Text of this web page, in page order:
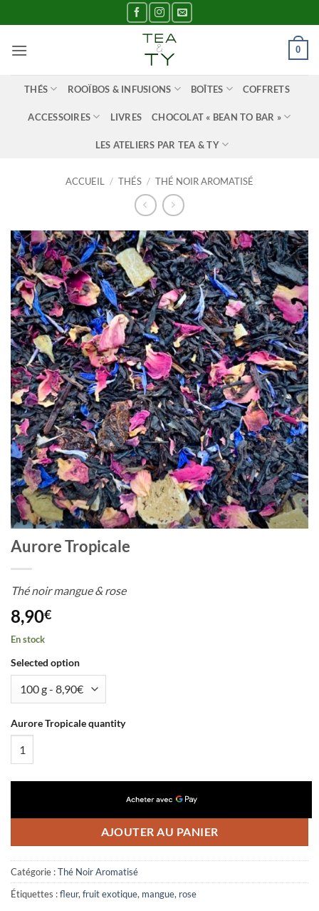
au
contenu
0
THÉS ROOÏBOS & INFUSIONS BOÎTES COFFRETS
ACCESSOIRES LIVRES CHOCOLAT « BEAN TO BAR »
LES ATELIERS PAR TEA & TY
ACCUEIL / THÉS / THÉ NOIR AROMATISÉ
Aurore Tropicale
Thé noir mangue & rose
8,90€
En stock
Selected option
Aurore Tropicale quantity
AJOUTER AU PANIER
Catégorie :Thé Noir Aromatisé
Étiquettes :fleur,fruit exotique, mangue, rose